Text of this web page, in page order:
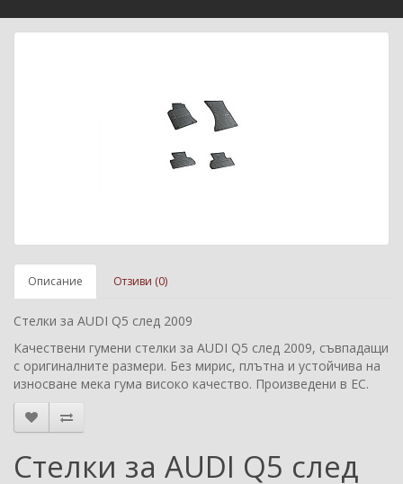
Описание Отзиви (0)
Стелки за AUDI Q5 след 2009
Качествени гумени стелки за AUDI Q5 след 2009, съвпадащи
с оригиналните размери. Без мирис, плътна и устойчива на
износване мека гума високо качество. Произведени в ЕС.
Стелки за AUDI Q5 след